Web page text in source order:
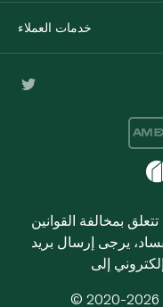
خدمات العملاء
بمخالفة القوانين
يرجى إرسال بريد